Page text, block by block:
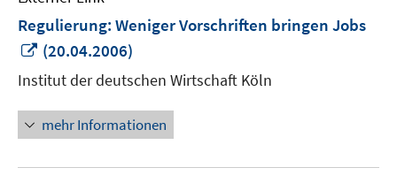
Regulierung: Weniger Vorschriften bringen Jobs
In
neuem
Fenster
öffnen
(20.04.2006)
Institut der deutschen Wirtschaft Köln
mehr Informationen